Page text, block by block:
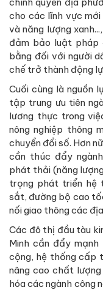
cho các lĩnh vực
và năng lượng
đảm bảo luật pháp
bằng đối với người
chế trở thành động
Cuối cùng là nguồn
tập trung ưu tiên
lương thực trong
nông nghiệp thông
chuyển đổi số. Hơn
cần thúc đẩy
phát thải (năng
trọng phát triển hệ
sắt, đường bộ cao
nối giao thông các
Các đô thị đầu tàu
Minh cần đẩy
cộng, hệ thống cấp
nâng cao chất
hóa các ngành công